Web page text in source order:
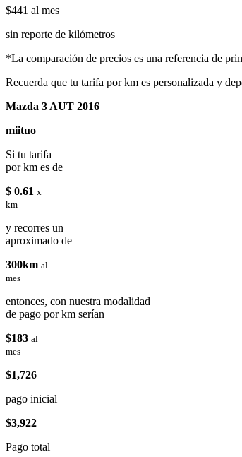
$441 al mes
sin reporte de kilómetros
*La comparación de precios es una referencia de
Recuerda que tu tarifa por km es personalizada y
Mazda 3 AUT 2016
miituo
Si tu tarifa
por km es de
$ 0.61 x
km
y recorres un
aproximado de
300km al
mes
entonces, con nuestra modalidad
de pago por km serían
$183 al
mes
$1,726
pago inicial
$3,922
Pago total